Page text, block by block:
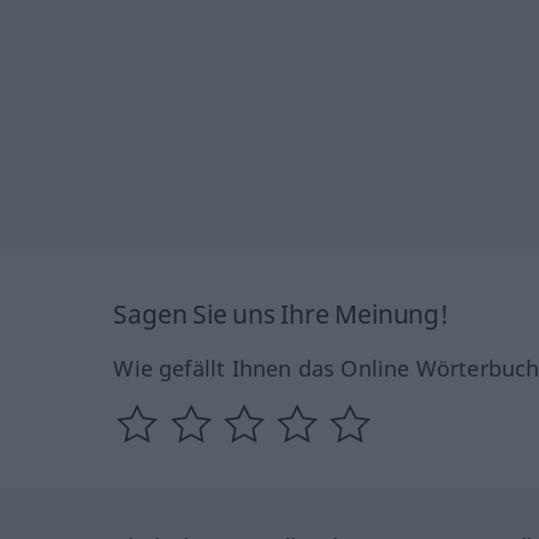
Sagen Sie uns Ihre Meinung!
Wie gefällt Ihnen das Online